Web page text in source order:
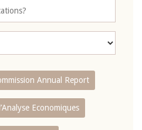
Annual Report
Economiques